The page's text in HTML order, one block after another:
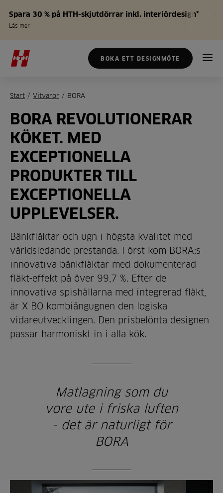
Spara 30 % på HTH-skjutdörrar inkl. interiördesign*
Läs mer
BOKA ETT DESIGNMÖTE
Start / Vitvaror / BORA
BORA REVOLUTIONERAR
KÖKET. MED
EXCEPTIONELLA
PRODUKTER TILL
EXCEPTIONELLA
UPPLEVELSER.
Bänkfläktar och ugn i högsta kvalitet med
världsledande prestanda. Först kom BORA:s
innovativa bänkfläktar med dokumenterad
fläkt-effekt på över 99,7 %. Efter de
innovativa spishällarna med integrerad fläkt,
är X BO kombiångugnen den logiska
vidareutvecklingen. Den prisbelönta designen
passar harmoniskt in i alla kök.
Matlagning som du
vore ute i friska luften
- det är naturligt för
BORA